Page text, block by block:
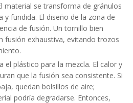
material se transforma de gránulos
y fundida. El diseño de la zona de
de fusión. Un tornillo bien
fusión exhaustiva, evitando trozos
el plástico para la mezcla. El calor y
que la fusión sea consistente. Si
quedan bolsillos de aire;
podría degradarse. Entonces,